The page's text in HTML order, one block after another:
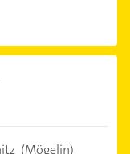
(Mögelin)